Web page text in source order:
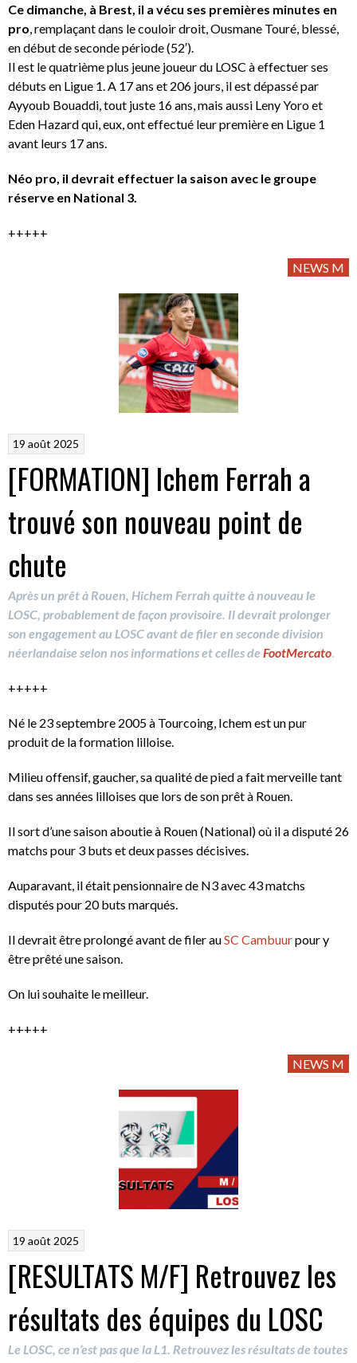
Ce dimanche, à Brest, il a vécu ses premières minutes en
pro , remplaçant dans le couloir droit, Ousmane Touré, blessé,
en début de seconde période (52′).
Il est le quatrième plus jeune joueur du LOSC à effectuer ses
débuts en Ligue 1. A 17 ans et 206 jours, il est dépassé par
Ayyoub Bouaddi, tout juste 16 ans, mais aussi Leny Yoro et
Eden Hazard qui, eux, ont effectué leur première en Ligue 1
avant leurs 17 ans.
Néo pro, il devrait effectuer la saison avec le groupe
réserve en National 3.
+++++
NEWS M
19 août 2025
[FORMATION] Ichem Ferrah a
trouvé son nouveau point de
chute
Après un prêt à Rouen, Hichem Ferrah quitte à nouveau le
LOSC, probablement de façon provisoire. Il devrait prolonger
son engagement au LOSC avant de filer en seconde division
néerlandaise selon nos informationset celles de FootMercato.
+++++
Né le 23 septembre 2005 à Tourcoing, Ichem est un pur
produit de la formation lilloise.
Milieu offensif, gaucher, sa qualité de pied a fait merveille tant
dans ses années lilloises que lors de son prêt à Rouen.
Il sort d’une saison aboutie à Rouen (National) où il a disputé 26
matchs pour 3 buts et deux passes décisives.
Auparavant, il était pensionnaire de N3 avec 43 matchs
disputés pour 20 buts marqués.
Il devrait être prolongé avant de filer auSC Cambuurpour y
être prêté une saison.
On lui souhaite le meilleur.
+++++
NEWS M
19 août 2025
[RESULTATS M/F] Retrouvez les
résultats des équipes du LOSC
Le LOSC, ce n’est pas que la L1. Retrouvez les résultats de toutes